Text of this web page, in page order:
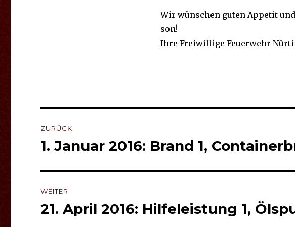
Wir wün­schen gu­ten Ap­pe­tit
son!
Ihre Freiwillige Feuerwehr
ZURÜCK
Vorheriger
1. Januar 2016: Brand 1,
WEITER
Nächster
21. April 2016: Hilfeleistung 1,